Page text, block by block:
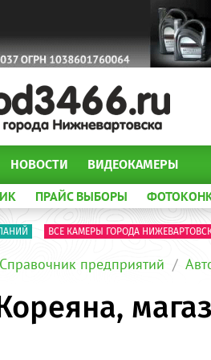
НОВОСТИ ВИДЕОКАМЕРЫ
ПРАЙС ВЫБОРЫ
ВСЕ КАМЕРЫ ГОРОДА
Справочник предприятий